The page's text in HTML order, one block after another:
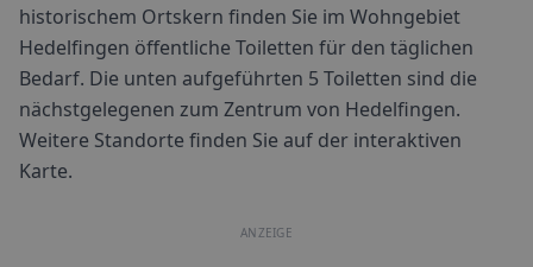
historischem Ortskern finden Sie im Wohngebiet
Hedelfingen öffentliche Toiletten für den täglichen
Bedarf. Die unten aufgeführten 5 Toiletten sind die
nächstgelegenen zum Zentrum von Hedelfingen.
Weitere Standorte finden Sie auf der interaktiven
Karte.
ANZEIGE